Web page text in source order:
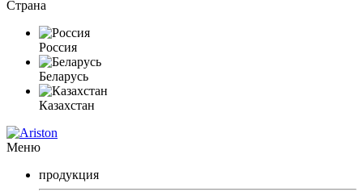
Страна
Россия
Беларусь
Казахстан
Меню
продукция